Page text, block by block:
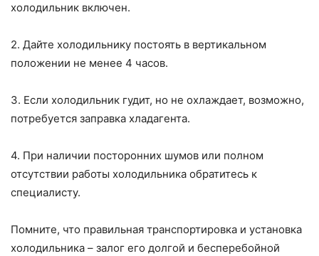
холодильник включен.
2. Дайте холодильнику постоять в вертикальном
положении не менее 4 часов.
3. Если холодильник гудит, но не охлаждает, возможно,
потребуется заправка хладагента.
4. При наличии посторонних шумов или полном
отсутствии работы холодильника обратитесь к
специалисту.
Помните, что правильная транспортировка и установка
холодильника – залог его долгой и бесперебойной